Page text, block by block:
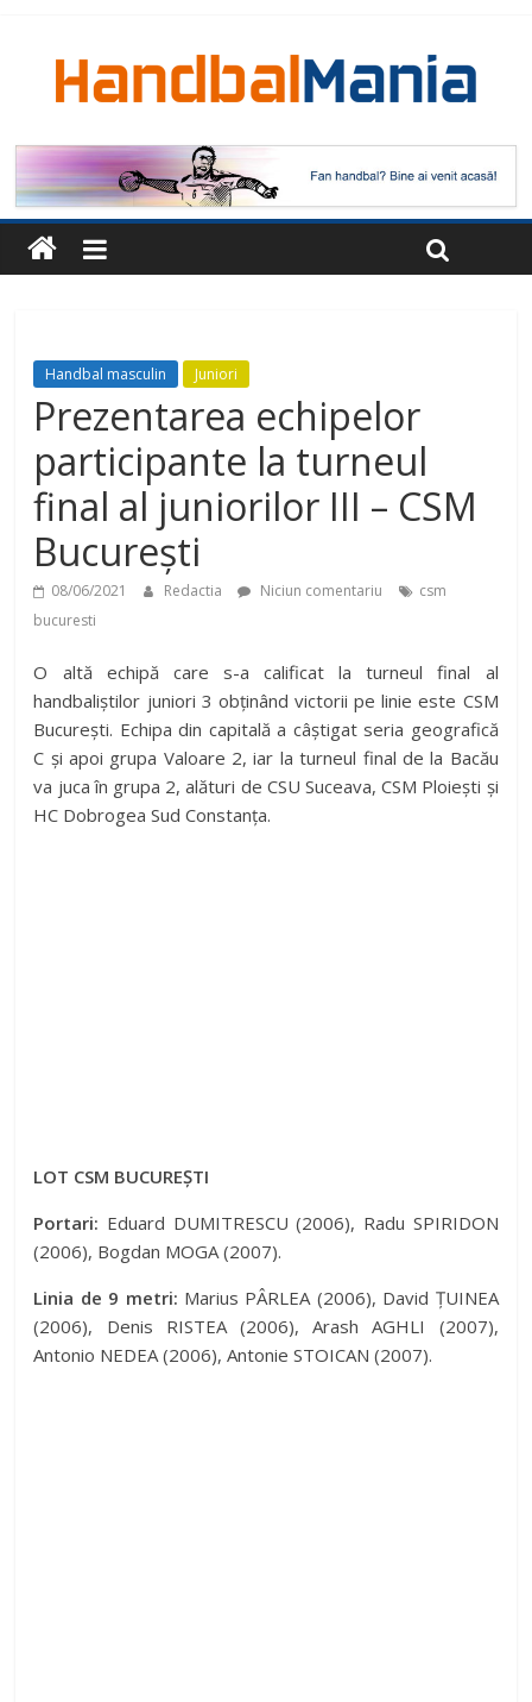
Handbal masculin Juniori
Prezentarea echipelor
participante la turneul
final al juniorilor III – CSM
București
08/06/2021 Redactia Niciun comentariu
csm
bucuresti
O altă echipă care s-a calificat la turneul final al
handbaliștilor juniori 3 obținând victorii pe linie este CSM
București. Echipa din capitală a câștigat seria geografică
C și apoi grupa Valoare 2, iar la turneul final de la Bacău
va juca în grupa 2, alături de CSU Suceava, CSM Ploiești și
HC Dobrogea Sud Constanța.
LOT CSM BUCUREȘTI
Portari: Eduard DUMITRESCU (2006), Radu SPIRIDON
(2006), Bogdan MOGA (2007).
Linia de 9 metri: Marius PÂRLEA (2006), David ȚUINEA
(2006), Denis RISTEA (2006), Arash AGHLI (2007),
Antonio NEDEA (2006), Antonie STOICAN (2007).